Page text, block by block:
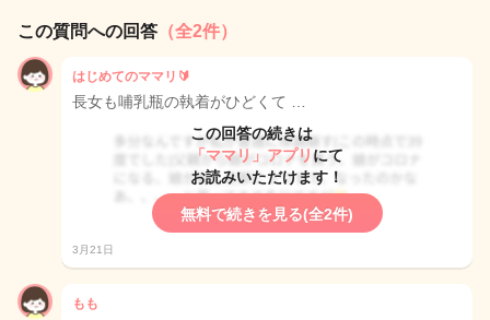
この質問への回答 （全2件）
はじめてのママリ🔰
長女も哺乳瓶の執着がひどくて …
この回答の続きは
「ママリ」アプリ にて
お読みいただけます！
無料で続きを見る(全2件)
3月21日
もも